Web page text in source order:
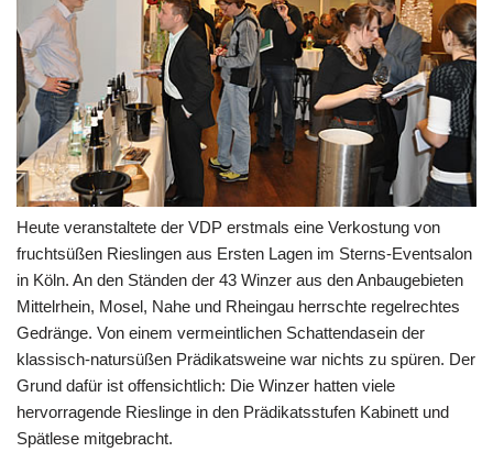
Heute veranstaltete der VDP erstmals eine Verkostung von
fruchtsüßen Rieslingen aus Ersten Lagen im Sterns-Eventsalon
in Köln. An den Ständen der 43 Winzer aus den Anbaugebieten
Mittelrhein, Mosel, Nahe und Rheingau herrschte regelrechtes
Gedränge. Von einem vermeintlichen Schattendasein der
klassisch-natursüßen Prädikatsweine war nichts zu spüren. Der
Grund dafür ist offensichtlich: Die Winzer hatten viele
hervorragende Rieslinge in den Prädikatsstufen Kabinett und
Spätlese mitgebracht.